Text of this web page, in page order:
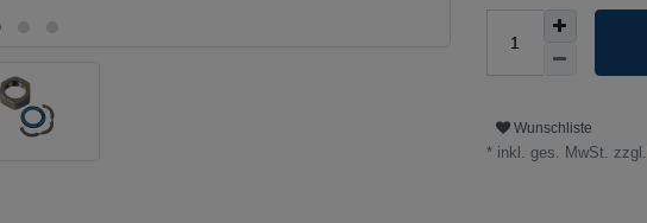
Wunschliste
* inkl. ges. MwSt. zzgl.